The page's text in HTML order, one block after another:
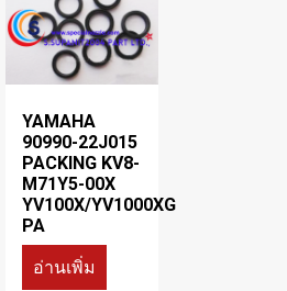
YAMAHA
90990-22J015
PACKING KV8-
M71Y5-00X
YV100X/YV1000XG
PA
อ่านเพิ่ม